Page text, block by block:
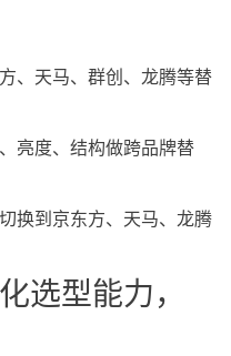
、天马、群创、龙腾等替
亮度、结构做跨品牌替
换到京东方、天马、龙腾
选型能力，